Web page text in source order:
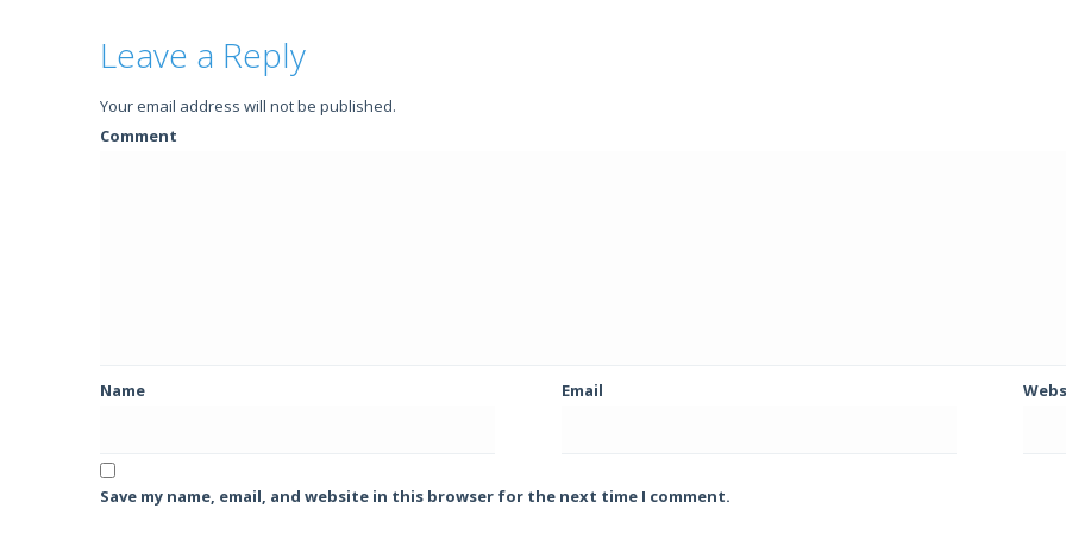
Leave a Reply
Your email address will not be published.
Comment
Name Email
Save my name, email, and website in this browser for the next time I comment.